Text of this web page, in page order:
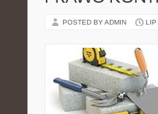
POSTED BY ADMIN LIP